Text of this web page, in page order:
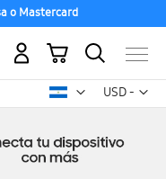
o Mastercard
USD -
dólar
Mi carrito